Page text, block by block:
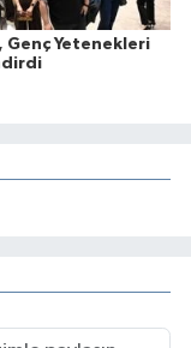
Genç Yetenekleri